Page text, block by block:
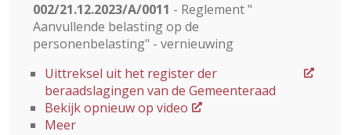
002/21.12.2023/A/0011 - Reglement "
Aanvullende belasting op de
personenbelasting" - vernieuwing
Uittreksel uit het register der
beraadslagingen van de Gemeenteraad
Bekijk opnieuw op video
Meer